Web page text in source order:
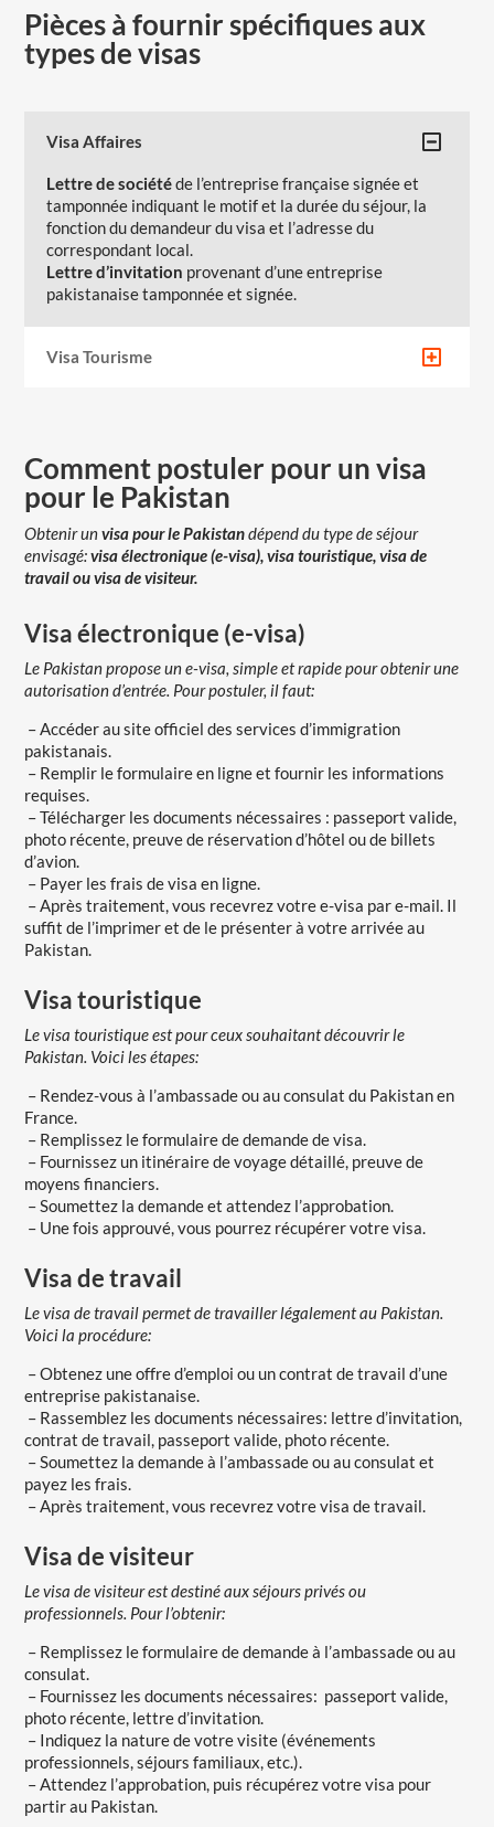
Pièces à fournir spécifiques aux
types de visas
Visa Affaires
Lettre de sociétéde l’entreprise française signée et
tamponnée indiquant le motif et la durée du séjour, la
fonction du demandeur du visa et l’adresse du
correspondant local.
Lettre d’invitation provenant d’une entreprise
pakistanaise tamponnée et signée.
Visa Tourisme
Comment postuler pour un visa
pour le Pakistan
Obtenir unvisa pour le Pakistandépend du type de séjour
envisagé:visa électronique (e-visa), visa touristique, visa de
travail ou visa de visiteur.
Visa électronique (e-visa)
Le Pakistan propose un e-visa, simple et rapide pour obtenir une
autorisation d’entrée. Pour postuler, il faut:
– Accéder au site officiel des services d’immigration
pakistanais.
– Remplir le formulaire en ligne et fournir les informations
requises.
– Télécharger les documents nécessaires : passeport valide,
photo récente, preuve de réservation d’hôtel ou de billets
d’avion.
– Payer les frais de visa en ligne.
– Après traitement, vous recevrez votre e-visa par e-mail. Il
suffit de l’imprimer et de le présenter à votre arrivée au
Pakistan.
Visa touristique
Le visa touristique est pour ceux souhaitant découvrir le
Pakistan. Voici les étapes:
– Rendez-vous à l’ambassade ou au consulat du Pakistan en
France.
– Remplissez le formulaire de demande de visa.
– Fournissez un itinéraire de voyage détaillé, preuve de
moyens financiers.
– Soumettez la demande et attendez l’approbation.
– Une fois approuvé, vous pourrez récupérer votre visa.
Visa de travail
Le visa de travail permet de travailler légalement au Pakistan.
Voici la procédure:
– Obtenez une offre d’emploi ou un contrat de travail d’une
entreprise pakistanaise.
– Rassemblez les documents nécessaires: lettre d’invitation,
contrat de travail, passeport valide, photo récente.
– Soumettez la demande à l’ambassade ou au consulat et
payez les frais.
– Après traitement, vous recevrez votre visa de travail.
Visa de visiteur
Le visa de visiteur est destiné aux séjours privés ou
professionnels. Pour l’obtenir:
– Remplissez le formulaire de demande à l’ambassade ou au
consulat.
– Fournissez les documents nécessaires: passeport valide,
photo récente, lettre d’invitation.
– Indiquez la nature de votre visite (événements
professionnels, séjours familiaux, etc.).
– Attendez l’approbation, puis récupérez votre visa pour
partir au Pakistan.